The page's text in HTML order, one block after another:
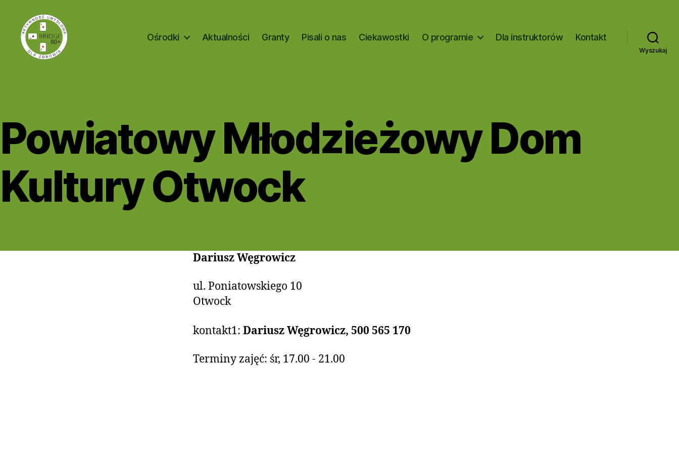
Ośrodki Aktualności Granty Pisali o nas Ciekawostki O programie Dla instruktorów Kontakt
Wyszukaj
Powiatowy Młodzieżowy Dom
Kultury Otwock
Dariusz Węgrowicz
ul. Poniatowskiego 10
Otwock
kontakt1: Dariusz Węgrowicz, 500 565 170
Terminy zajęć: śr, 17.00 - 21.00